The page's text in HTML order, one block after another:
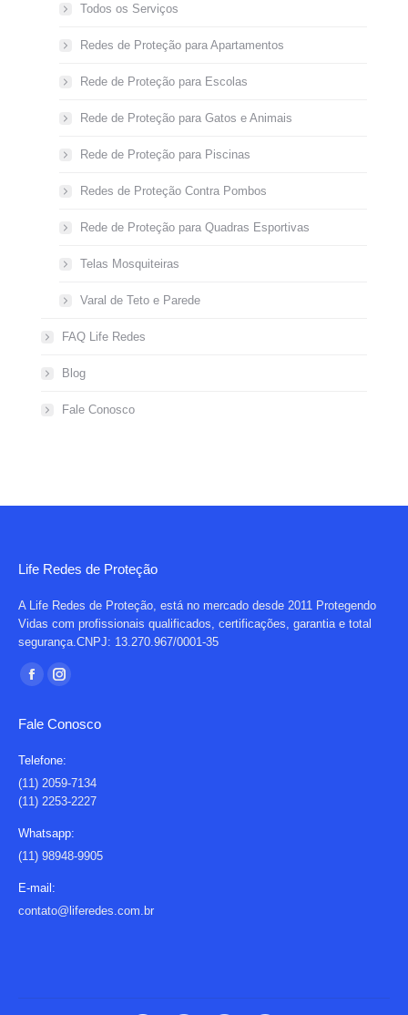
Todos os Serviços
Redes de Proteção para Apartamentos
Rede de Proteção para Escolas
Rede de Proteção para Gatos e Animais
Rede de Proteção para Piscinas
Redes de Proteção Contra Pombos
Rede de Proteção para Quadras Esportivas
Telas Mosquiteiras
Varal de Teto e Parede
FAQ Life Redes
Blog
Fale Conosco
Life Redes de Proteção
A Life Redes de Proteção, está no mercado desde 2011 Protegendo
Vidas com profissionais qualificados, certificações, garantia e total
segurança.CNPJ: 13.270.967/0001-35
Encontre-nos em:
Facebook
opens
in
new
window
Instagram
opens
in
new
window
Fale Conosco
Telefone:
(11) 2059-7134
(11) 2253-2227
Whatsapp:
(11) 98948-9905
E-mail:
contato@liferedes.com.br